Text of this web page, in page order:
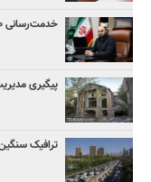
خدمت‌رسانی ۴۲۰۰ خادم شهری به جاماندگان اربعین در پایتخت
پیگیری
ترافیک